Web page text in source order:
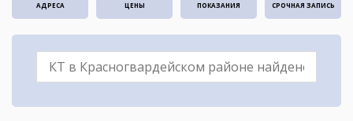
АДРЕСА ЦЕНЫ ПОКАЗАНИЯ СРОЧНАЯ ЗАПИСЬ